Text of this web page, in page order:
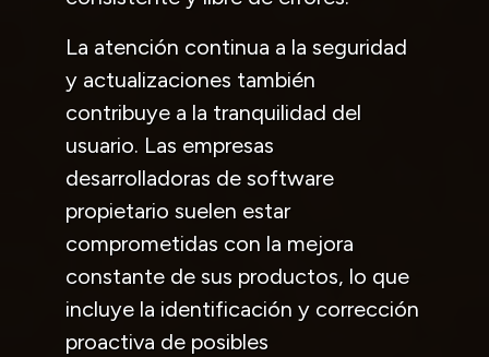
La atención continua a la seguridad
y actualizaciones también
contribuye a la tranquilidad del
usuario. Las empresas
desarrolladoras de software
propietario suelen estar
comprometidas con la mejora
constante de sus productos, lo que
incluye la identificación y corrección
proactiva de posibles